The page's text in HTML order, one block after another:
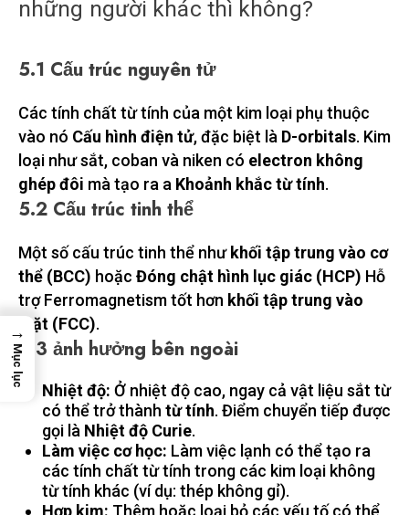
những người khác thì không?
5.1 Cấu trúc nguyên tử
Các tính chất từ ​​tính của một kim loại phụ thuộc
vào nó Cấu hình điện tử, đặc biệt là D-orbitals. Kim
loại như sắt, coban và niken có electron không
ghép đôi mà tạo ra a Khoảnh khắc từ tính.
5.2 Cấu trúc tinh thể
Một số cấu trúc tinh thể như khối tập trung vào cơ
thể (BCC) hoặc Đóng chật hình lục giác (HCP) Hỗ
trợ Ferromagnetism tốt hơn khối tập trung vào
mặt (FCC).
5.3 ảnh hưởng bên ngoài
Nhiệt độ: Ở nhiệt độ cao, ngay cả vật liệu sắt từ
có thể trở thành từ tính. Điểm chuyển tiếp được
gọi là Nhiệt độ Curie.
Làm việc cơ học: Làm việc lạnh có thể tạo ra
các tính chất từ ​​tính trong các kim loại không
từ tính khác (ví dụ: thép không gỉ).
Hợp kim: Thêm hoặc loại bỏ các yếu tố có thể
→
Mục lục